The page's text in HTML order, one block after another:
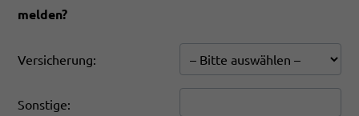
melden?
Versicherung:
Sonstige: